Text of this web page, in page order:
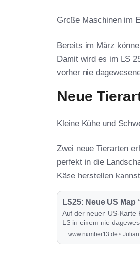
Große Maschinen im
Bereits im März
Damit wird es im LS
vorher nie
Neue
Kleine Kühe und
Zwei neue Tierarten
perfekt in die
Käse herstellen
LS25: Neue US
Auf der neuen US-Karte
LS in einem nie
heraus.
www.number13.de Julian